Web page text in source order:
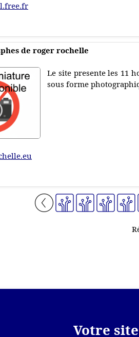
de roger rochelle
Le site presente les 11
sous forme
Votre